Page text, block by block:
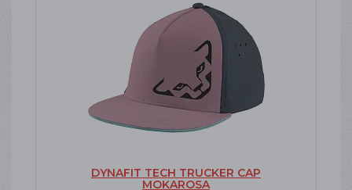
DYNAFIT TECH TRUCKER CAP
MOKAROSA